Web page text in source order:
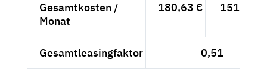
Gesamtkosten /
Monat
180,63 € 151,79 €
Gesamtleasingfaktor 0,51